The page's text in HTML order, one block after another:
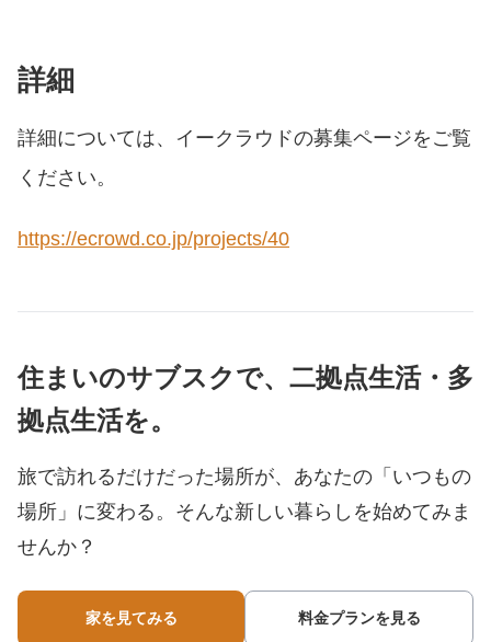
詳細
詳細については、イークラウドの募集ページをご覧
ください。
https://ecrowd.co.jp/projects/40
住まいのサブスクで、二拠点生活・多
拠点生活を。
旅で訪れるだけだった場所が、あなたの「いつもの
場所」に変わる。 そんな新しい暮らしを始めてみま
せんか？
家を見てみる 料金プランを見る